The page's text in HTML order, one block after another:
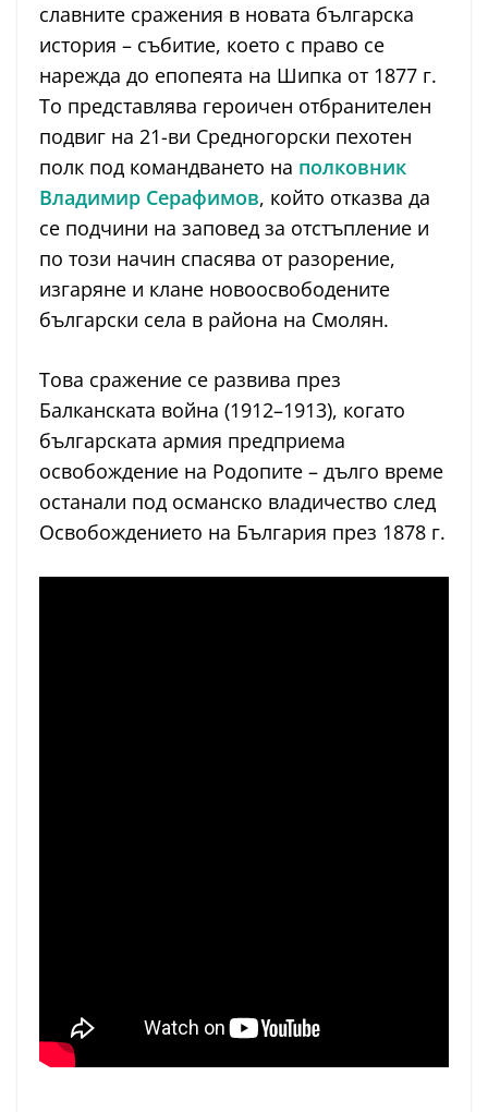
славните сражения в новата българска
история – събитие, което с право се
нарежда до епопеята на Шипка от 1877 г.
То представлява героичен отбранителен
подвиг на 21-ви Средногорски пехотен
полк под командването на полковник
Владимир Серафимов, който отказва да
се подчини на заповед за отстъпление и
по този начин спасява от разорение,
изгаряне и клане новоосвободените
български села в района на Смолян.
Това сражение се развива през
Балканската война (1912–1913), когато
българската армия предприема
освобождение на Родопите – дълго време
останали под османско владичество след
Освобождението на България през 1878 г.